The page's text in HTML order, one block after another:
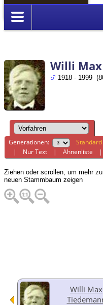
Anmelden
Willi
1918 - 1999
Generationen: Standard
| Nur Text |Ahnenliste
Ziehen oder scrollen, um mehr
neuen Stammbaum zeigen
Willi Max